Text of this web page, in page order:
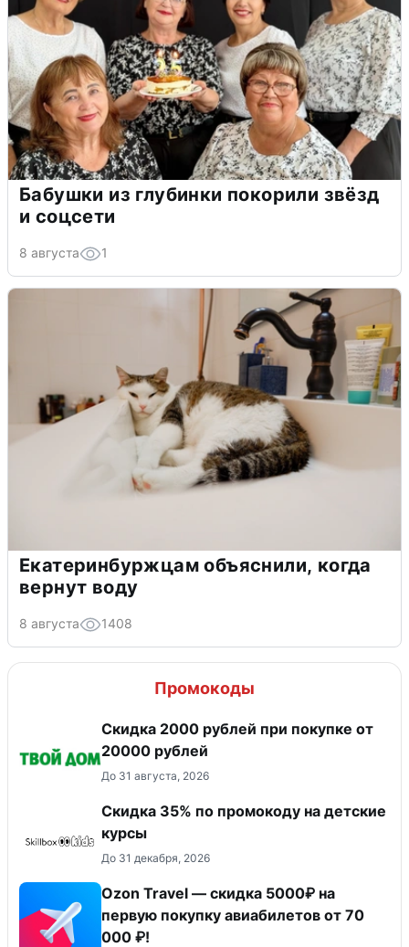
Бабушки из глубинки покорили звёзд
и соцсети
8 августа 1
Екатеринбуржцам объяснили, когда
вернут воду
8 августа 1408
Промокоды
Скидка 2000 рублей при покупке от
20000 рублей
До 31 августа, 2026
Скидка 35% по промокоду на детские
курсы
До 31 декабря, 2026
Ozon Travel — скидка 5000₽ на
первую покупку авиабилетов от 70
000 ₽!